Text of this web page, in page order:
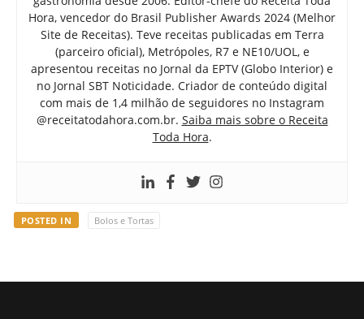
Hora, vencedor do Brasil Publisher Awards 2024 (Melhor
Site de Receitas). Teve receitas publicadas em Terra
(parceiro oficial), Metrópoles, R7 e NE10/UOL, e
apresentou receitas no Jornal da EPTV (Globo Interior) e
no Jornal SBT Noticidade. Criador de conteúdo digital
com mais de 1,4 milhão de seguidores no Instagram
@receitatodahora.com.br. Saiba mais sobre o Receita
Toda Hora.
POSTED IN Bolos e Tortas